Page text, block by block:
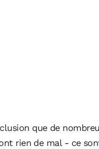
que de
rien de mal - ce